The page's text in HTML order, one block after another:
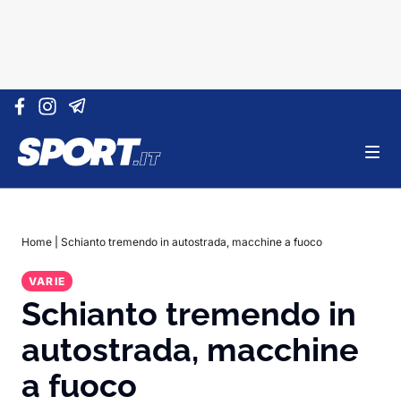
Vai al contenuto
Home Schianto tremendo in autostrada, macchine a fuoco
VARIE
Schianto tremendo in
autostrada, macchine
a fuoco